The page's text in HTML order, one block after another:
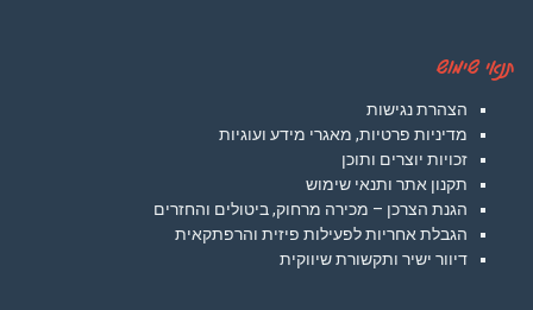
תנאי שימוש
הצהרת נגישות
מדיניות פרטיות, מאגרי מידע ועוגיות
זכויות יוצרים ותוכן
תקנון אתר ותנאי שימוש
הגנת הצרכן – מכירה מרחוק, ביטולים והחזרים
הגבלת אחריות לפעילות פיזית והרפתקאית
דיוור ישיר ותקשורת שיווקית